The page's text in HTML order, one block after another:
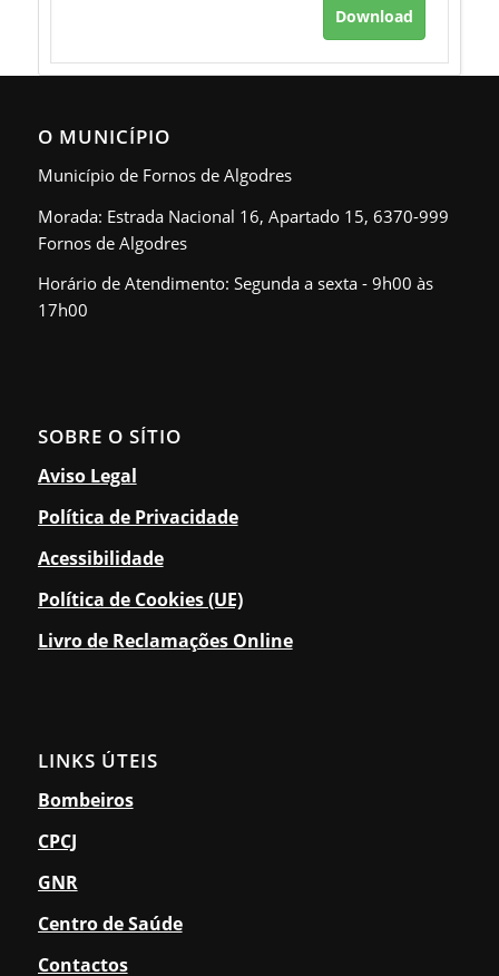
Download
O MUNICÍPIO
Município de Fornos de Algodres
Morada: Estrada Nacional 16, Apartado 15, 6370-999
Fornos de Algodres
Horário de Atendimento: Segunda a sexta - 9h00 às
17h00
SOBRE O SÍTIO
Aviso Legal
Política de Privacidade
Acessibilidade
Política de Cookies (UE)
Livro de Reclamações Online
LINKS ÚTEIS
Bombeiros
CPCJ
GNR
Centro de Saúde
Contactos